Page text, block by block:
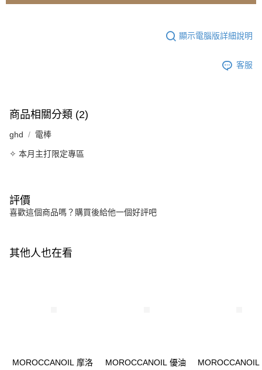
顯示電腦版詳細說明
客服
商品相關分類 (2)
ghd 電棒
✧ 本月主打限定專區
評價
喜歡這個商品嗎？購買後給他一個好評吧
其他人也在看
MOROCCANOIL 摩洛 MOROCCANOIL 優油 MOROCCANOIL